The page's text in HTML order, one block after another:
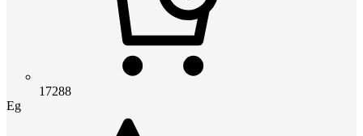
17288
Eg